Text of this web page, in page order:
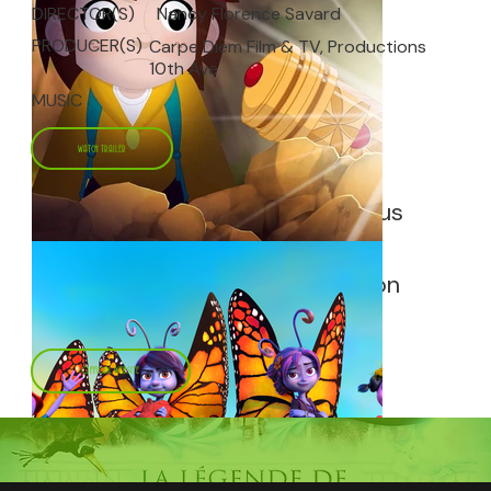
Le studio s'est occupé de la
préproduction et a supervisé tous
les aspects d'animation et de
stéréoscopie 3D du film ; le
premier long métrage d'animation
3D stéréoscopique 100 %
québécois.
DIRECTOR(S)
Nancy Florence Savard
PRODUCER(S) Carpe Diem Film & TV, Productions
10th Ave
MUSIC
WATCH TRAILER
OFFICIAL WEBSITE